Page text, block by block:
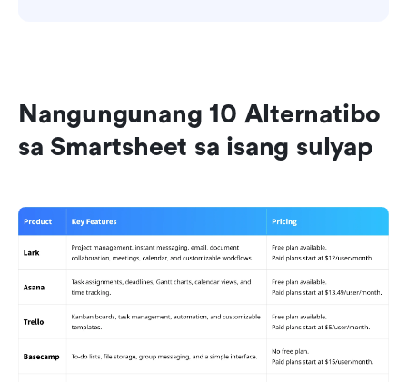
Nangungunang 10 Alternatibo
sa Smartsheet sa isang sulyap